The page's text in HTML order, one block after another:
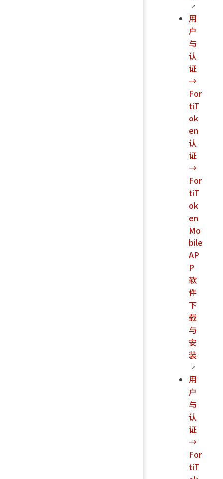
用
户
与
认
证
→
For
tiT
ok
en
认
证
→
For
tiT
ok
en
Mo
bile
AP
P
软
件
下
载
与
安
装
用
户
与
认
证
→
For
tiT